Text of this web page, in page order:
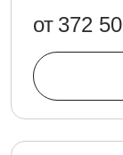
от 372